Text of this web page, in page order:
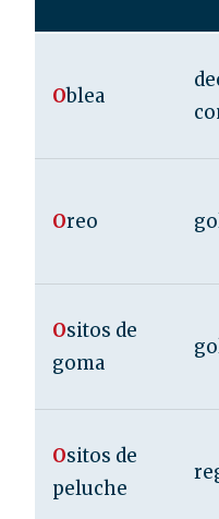
Oblea
Oreo
Ositos de
goma
Ositos de
peluche